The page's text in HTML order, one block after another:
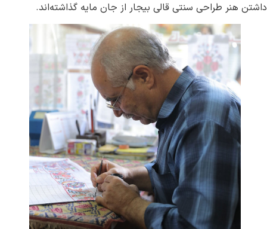
داشتن هنر طراحی سنتی قالی بیجار از جان مایه گذاشته‌اند.